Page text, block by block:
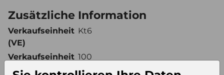
Zusätzliche Information
Verkaufseinheit
(VE)
Kt6
Verkaufseinheit
pro Palette
100